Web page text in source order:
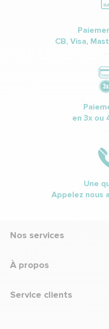
CB, Visa,
en 3x ou
Une
Appelez nous
Nos services
À propos
Service clients